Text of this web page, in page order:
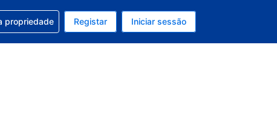
atual é Dólar dos EUA
idioma atual é Português
com a sua reserva
propriedade Registar Iniciar sessão